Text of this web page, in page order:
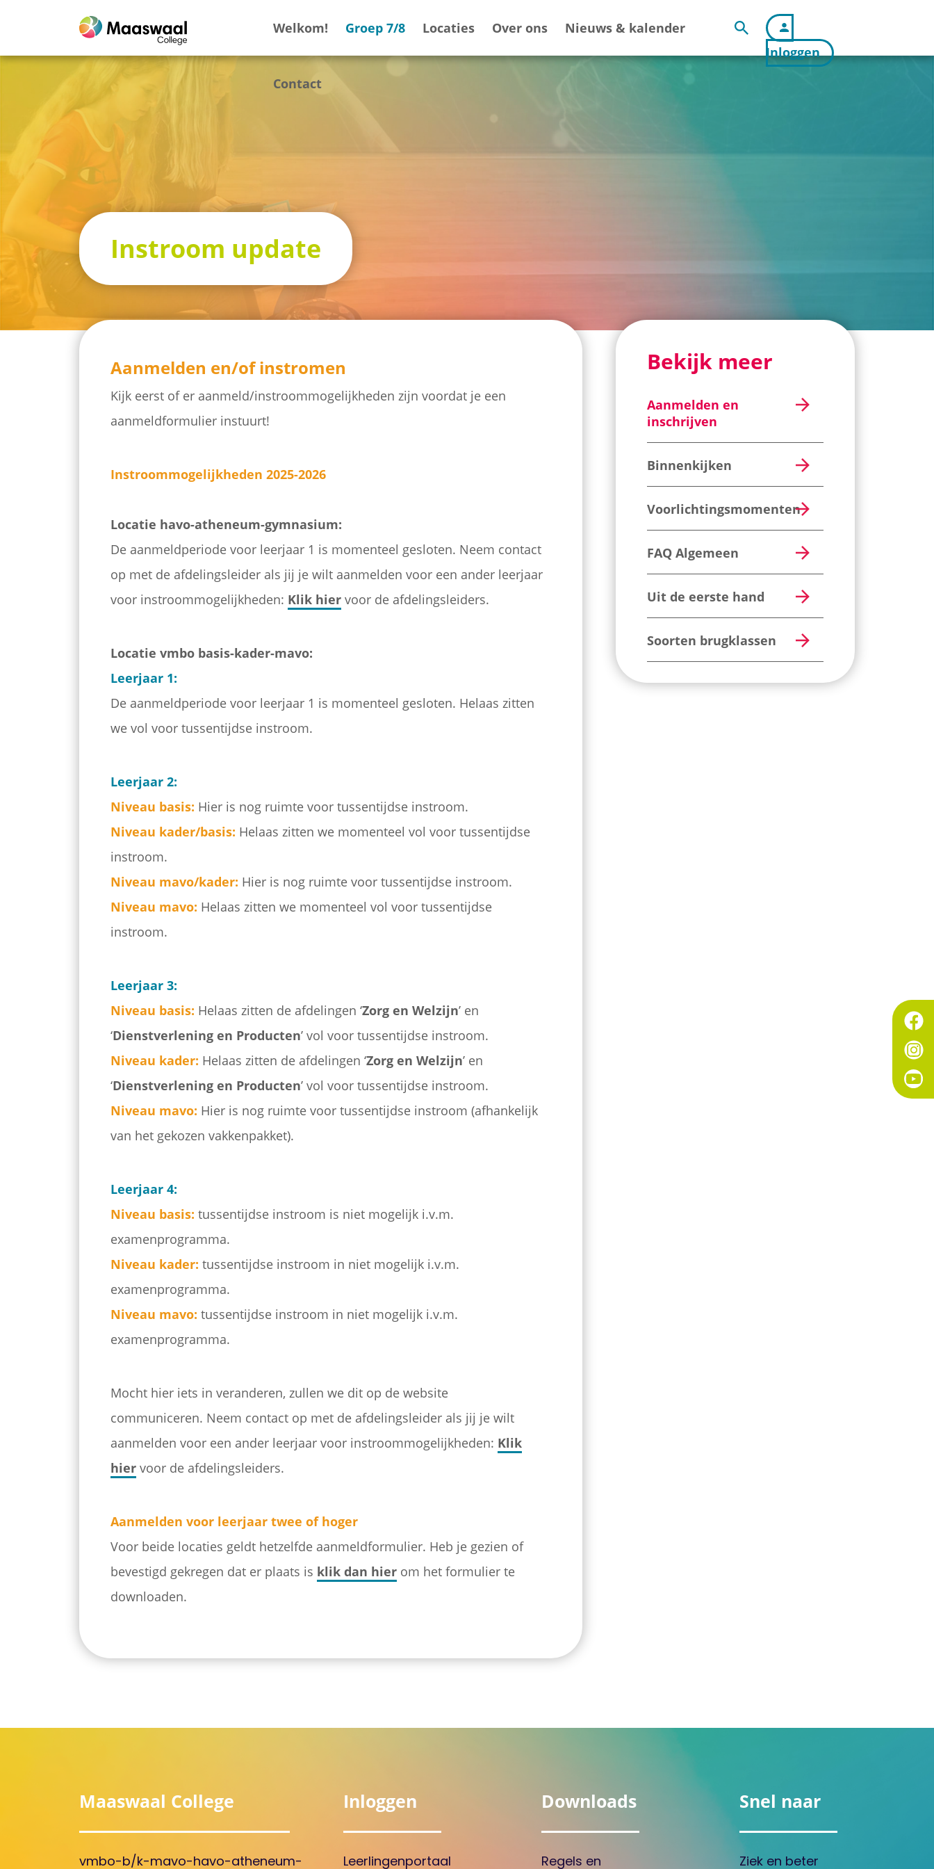
Welkom! Groep 7/8 Locaties Over ons Nieuws & kalender
Contact
Inloggen
Instroom update
Aanmelden en/of instromen
Kijk eerst of er aanmeld/instroommogelijkheden zijn voordat je een
aanmeldformulier instuurt!
Instroommogelijkheden 2025-2026
Locatie havo-atheneum-gymnasium:
De aanmeldperiode voor leerjaar 1 is momenteel gesloten. Neem contact
op met de afdelingsleider als jij je wilt aanmelden voor een ander leerjaar
voor instroommogelijkheden: Klik hier voor de afdelingsleiders.
Locatie vmbo basis-kader-mavo:
Leerjaar 1:
De aanmeldperiode voor leerjaar 1 is momenteel gesloten. Helaas zitten
we vol voor tussentijdse instroom.
Leerjaar 2:
Niveau basis: Hier is nog ruimte voor tussentijdse instroom.
Niveau kader/basis: Helaas zitten we momenteel vol voor tussentijdse
instroom.
Niveau mavo/kader: Hier is nog ruimte voor tussentijdse instroom.​
Niveau mavo: Helaas zitten we momenteel vol voor tussentijdse
instroom.
Leerjaar 3:
Niveau basis: Helaas zitten de afdelingen ‘Zorg en Welzijn’ en
‘Dienstverlening en Producten’ vol voor tussentijdse instroom.
Niveau kader: Helaas zitten de afdelingen ‘Zorg en Welzijn’ en
‘Dienstverlening en Producten’ vol voor tussentijdse instroom.
Niveau mavo: Hier is nog ruimte voor tussentijdse instroom (afhankelijk
van het gekozen vakkenpakket).
Leerjaar 4:
Niveau basis: tussentijdse instroom is niet mogelijk i.v.m.
examenprogramma.
Niveau kader: tussentijdse instroom in niet mogelijk i.v.m.
examenprogramma.
Niveau mavo: tussentijdse instroom in niet mogelijk i.v.m.
examenprogramma.
Mocht hier iets in veranderen, zullen we dit op de website
communiceren. Neem contact op met de afdelingsleider als jij je wilt
aanmelden voor een ander leerjaar voor instroommogelijkheden: Klik
hier voor de afdelingsleiders.
Aanmelden voor leerjaar twee of hoger
Voor beide locaties geldt hetzelfde aanmeldformulier. Heb je gezien of
bevestigd gekregen dat er plaats is klik dan hier om het formulier te
downloaden.
Bekijk meer
Aanmelden en
inschrijven
Binnenkijken
Voorlichtingsmomenten
FAQ Algemeen
Uit de eerste hand
Soorten brugklassen
Maaswaal College
vmbo-b/k-mavo-havo-atheneum-
Inloggen
Leerlingenportaal
Downloads
Regels en
Snel naar
Ziek en beter